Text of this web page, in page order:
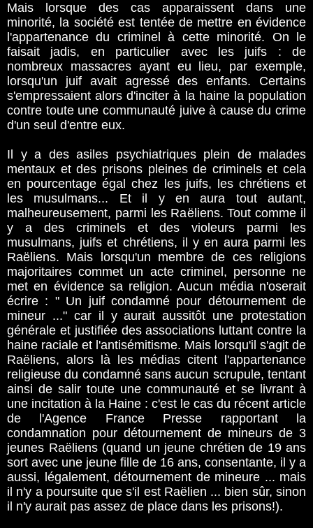
Mais lorsque des cas apparaissent dans une
minorité, la société est tentée de mettre en évidence
l'appartenance du criminel à cette minorité. On le
faisait jadis, en particulier avec les juifs : de
nombreux massacres ayant eu lieu, par exemple,
lorsqu'un juif avait agressé des enfants. Certains
s'empressaient alors d'inciter à la haine la population
contre toute une communauté juive à cause du crime
d'un seul d'entre eux.
Il y a des asiles psychiatriques plein de malades
mentaux et des prisons pleines de criminels et cela
en pourcentage égal chez les juifs, les chrétiens et
les musulmans... Et il y en aura tout autant,
malheureusement, parmi les Raëliens. Tout comme il
y a des criminels et des violeurs parmi les
musulmans, juifs et chrétiens, il y en aura parmi les
Raëliens. Mais lorsqu'un membre de ces religions
majoritaires commet un acte criminel, personne ne
met en évidence sa religion. Aucun média n'oserait
écrire : " Un juif condamné pour détournement de
mineur ..." car il y aurait aussitôt une protestation
générale et justifiée des associations luttant contre la
haine raciale et l'antisémitisme. Mais lorsqu'il s'agit de
Raëliens, alors là les médias citent l'appartenance
religieuse du condamné sans aucun scrupule, tentant
ainsi de salir toute une communauté et se livrant à
une incitation à la Haine : c'est le cas du récent article
de l'Agence France Presse rapportant la
condamnation pour détournement de mineurs de 3
jeunes Raëliens (quand un jeune chrétien de 19 ans
sort avec une jeune fille de 16 ans, consentante, il y a
aussi, légalement, détournement de mineure ... mais
il n'y a poursuite que s'il est Raëlien ... bien sûr, sinon
il n'y aurait pas assez de place dans les prisons!).